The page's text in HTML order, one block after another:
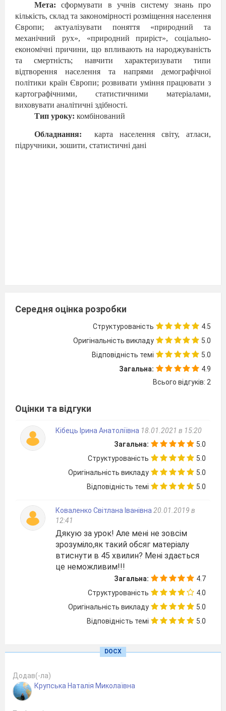
Мета:
сформувати в учнів систему знань про
кількість, склад та закономірності розміщення населення
Європи; актуалізувати поняття «природний та
механічний рух», «природний приріст», соціально-
економічні причини, що впливають на народжуваність
та смертність; навчити характеризувати типи
відтворення населення та напрями демографічної
політики країн Європи; розвивати уміння працювати з
картографічними, статистичними матеріалами,
виховувати аналітичні здібності.
Тип уроку: комбінований
Обладнання: карта населення світу, атласи,
підручники, зошити, статистичні дані
Організаційний момент
Прикріпляю на дош ці смайл "Радість" і бажаю
всім учням гарного настрою, легкого засвоєння
теми.
Актуалізація опорних знань, перевірка
домашнього завдання
Європи», або «Лісовий цех Європи – країни
Тест
Укажіть назву країни, де найбільше
Середня оцінка розробки
Структурованість
4.5
Оригінальність викладу
5.0
Відповідність темі
5.0
Загальна:
4.9
Всього відгуків: 2
Оцінки та відгуки
Кібець Iрина Анатоліївна 18.01.2021 в 15:20
Загальна:
5.0
Структурованість
5.0
Оригінальність викладу
5.0
Відповідність темі
5.0
Коваленко Світлана Іванівна 20.01.2019 в
12:41
Дякую за урок! Але мені не зовсім
зрозуміло,як такий обсяг матеріалу
втиснути в 45 хвилин? Мені здається
це неможливим!!!
Загальна:
4.7
Структурованість
4.0
Оригінальність викладу
5.0
Відповідність темі
5.0
DOCX
Додав(-ла)
Крупська Наталія Миколаївна